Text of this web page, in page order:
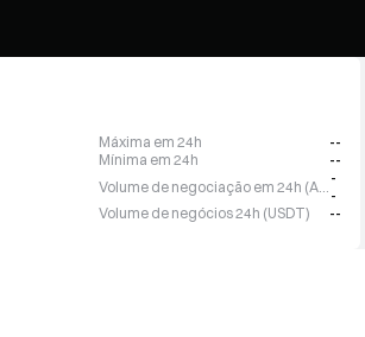
Máxima em 24h
--
Mínima em 24h
--
-
-
Volume de negócios 24h (USDT)
--